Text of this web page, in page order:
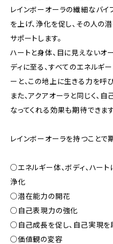
レインボーオーラの繊細なバイ
を上げ、浄化を促し、その人の
サポートします。
ハートと身体、目に見えないオ
ディに至る、すべてのエネルギ
ーと、この地上に生きる力を呼
また、アクアオーラと同じく、
なってくれる効果も期待できます
レインボーオーラを持つことで
○エネルギー体、ボディ、ハー
浄化
○潜在能力の開花
○自己表現力の強化
○自己成長を促し、自己実現を
○価値観の変容